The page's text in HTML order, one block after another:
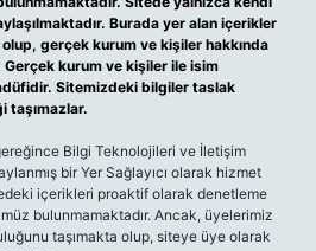
Burada yer alan içerikler
gerçek kurum ve kişiler hakkında
Gerçek kurum ve kişiler ile isim
Sitemizdeki bilgiler taslak
taşımazlar.
Bilgi Teknolojileri ve İletişim
bir Yer Sağlayıcı olarak hizmet
içerikleri proaktif olarak denetleme
bulunmamaktadır. Ancak, üyelerimiz
taşımakta olup, siteye üye olarak